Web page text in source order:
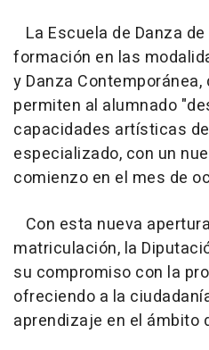
La Escuela de Danza
formación en las
y Danza
permiten al alumnado
capacidades artísticas
especializado, con un
comienzo en el mes de
Con esta nueva
matriculación, la
su compromiso con la
ofreciendo a la
aprendizaje en el ámbito